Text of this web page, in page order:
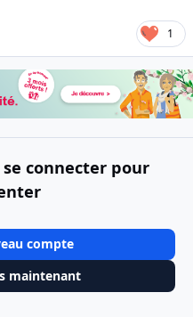
1
connecter pour
compte
maintenant